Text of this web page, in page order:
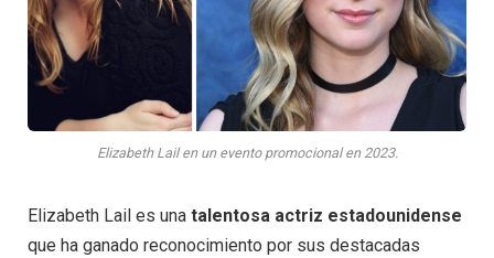
Elizabeth Lail en un evento promocional en 2023.
Elizabeth Lail es una talentosa actriz estadounidense
que ha ganado reconocimiento por sus destacadas